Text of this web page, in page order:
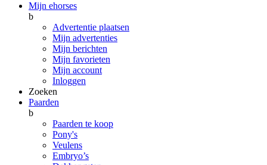
Mijn ehorses
b
Advertentie plaatsen
Mijn advertenties
Mijn berichten
Mijn favorieten
Mijn account
Inloggen
Zoeken
Paarden
b
Paarden te koop
Pony's
Veulens
Embryo’s